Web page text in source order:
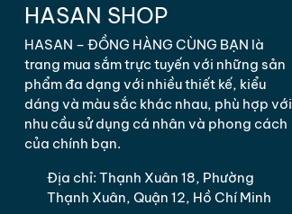
HASAN SHOP
HASAN – ĐỒNG HÀNG CÙNG BẠN là
trang mua sắm trực tuyến với những sản
phẩm đa dạng với nhiều thiết kế, kiểu
dáng và màu sắc khác nhau, phù hợp với
nhu cầu sử dụng cá nhân và phong cách
của chính bạn.
Địa chỉ: Thạnh Xuân 18, Phường
Thạnh Xuân, Quận 12, Hồ Chí Minh